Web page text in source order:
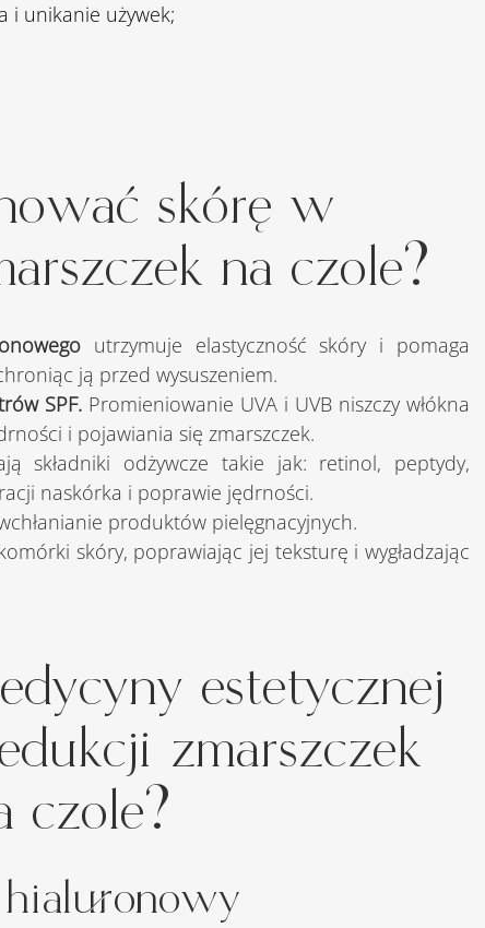
i unikanie używek;
skórę w
na czole?
utrzymuje elastyczność skóry i pomaga
ją przed wysuszeniem.
SPF. Promieniowanie UVA i UVB niszczy włókna
i pojawiania się zmarszczek.
składniki odżywcze takie jak: retinol, peptydy,
naskórka i poprawie jędrności.
produktów pielęgnacyjnych.
skóry, poprawiając jej teksturę i wygładzając
estetycznej
zmarszczek
czole?